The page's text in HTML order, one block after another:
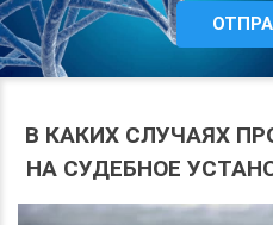
В КАКИХ СЛУЧАЯХ
НА СУДЕБНОЕ